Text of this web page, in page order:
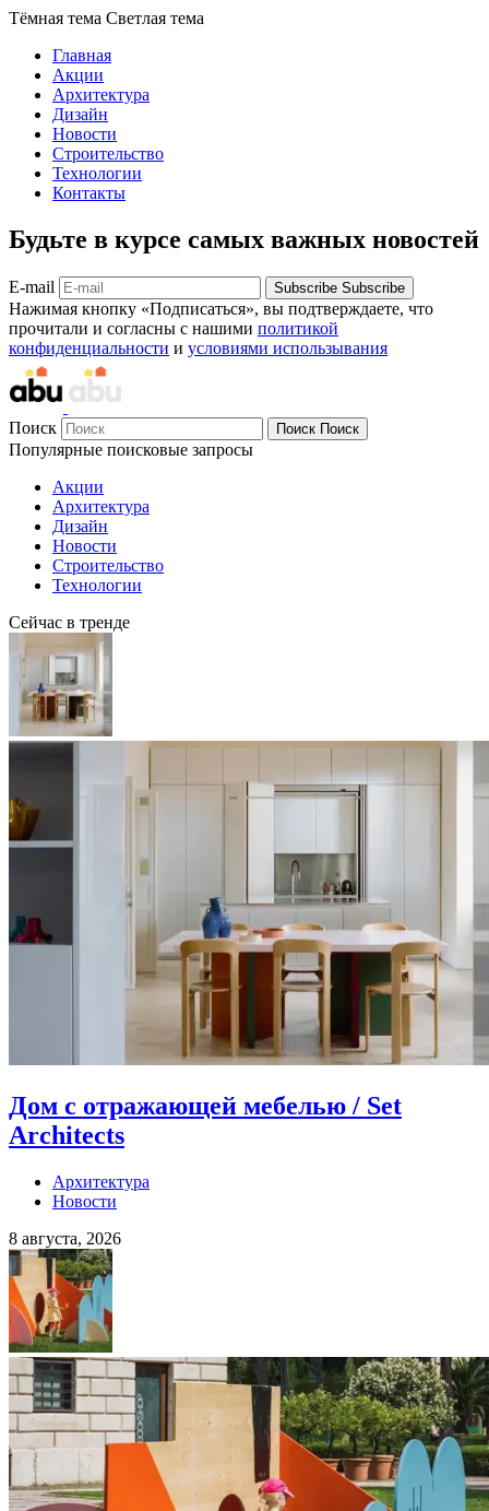
Тёмная тема Светлая тема
Главная
Акции
Архитектура
Дизайн
Новости
Строительство
Технологии
Контакты
Будьте в курсе самых важных новостей
E-mail Subscribe Subscribe
Нажимая кнопку «Подписаться», вы подтверждаете, что
прочитали и согласны с нашими политикой
конфиденциальности и условиями использывания
Поиск Поиск Поиск
Популярные поисковые запросы
Акции
Архитектура
Дизайн
Новости
Строительство
Технологии
Сейчас в тренде
Дом с отражающей мебелью / Set
Architects
Архитектура
Новости
8 августа, 2026